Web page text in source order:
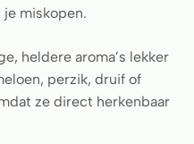
miskopen.
heldere aroma’s lekker
perzik, druif of
ze direct herkenbaar